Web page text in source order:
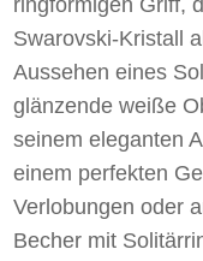
ringförmigen Griff,
Swarovski-Kristall
Aussehen eines
glänzende weiße
seinem eleganten
einem perfekten
Verlobungen oder
Becher mit